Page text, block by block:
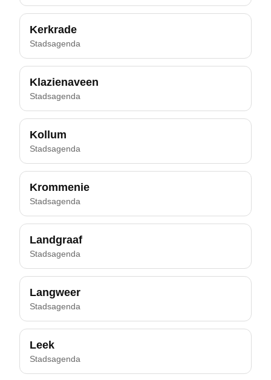
Kerkrade
Stadsagenda
Klazienaveen
Stadsagenda
Kollum
Stadsagenda
Krommenie
Stadsagenda
Landgraaf
Stadsagenda
Langweer
Stadsagenda
Leek
Stadsagenda